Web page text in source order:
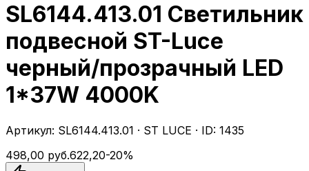
SL6144.413.01 Светильник
подвесной ST-Luce
черный/прозрачный LED
1*37W 4000K
Артикул: SL6144.413.01 · ST LUCE · ID: 1435
498,00 руб.622,20-20%